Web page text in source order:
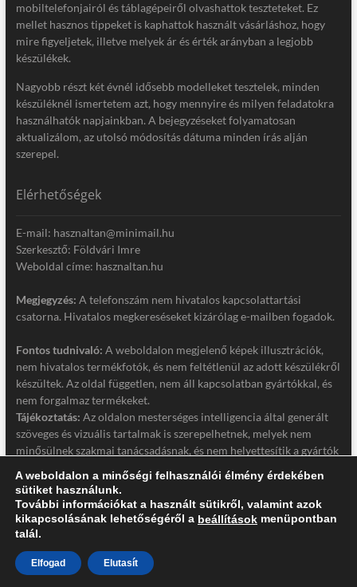
mobiltelefonjairól és táblagépeiről olvashattok teszteteket. Ez
mellet hasznos tippeket is kaphattok használt vásárláshoz, hogy
mire figyeljetek, illetve melyek ár és érték arányban a legjobb
készülékek.
Nagyobb részt két évnél idősebb modelleket tesztelek, minden
készüléknél ismertetem azt, hogy mennyire és milyen feladatokra
használhatók napjainkban. A bejegyzéseket folyamatosan
aktualizálom, az utolsó módosítás dátuma minden írás alján
szerepel.
Elérhetőségek
E-mail: hasznaltan@minimail.hu
Szerkesztő: Földvári Imre
Weboldal címe: hasznaltan.hu
Megjegyzés: A telefonszám nem hivatalos kapcsolattartási
csatorna. Hivatalos megkereséseket kizárólag e-mailben fogadok.
Fontos tudnivaló: A weboldalon megjelenő képek illusztrációk,
nem hivatalos termékfotók, és nem feltétlenül az adott készülékről
készültek. Az oldal független, nem áll kapcsolatban gyártókkal, és
nem forgalmaz termékeket.
Tájékoztatás: Az oldalon mesterséges intelligencia által generált
szöveges és vizuális tartalmak is szerepelhetnek, melyek nem
minősülnek szakmai tanácsadásnak, és nem helyettesítik a gyártók
hivatalos dokumentációját. Részletek a jogi nyilatkozatban.
Jogi nyilatkozat
Adatkezelési tájékoztató
A weboldalon a minőségi felhasználói élmény érdekében
sütiket használunk.
További információkat a használt sütikről, valamint azok
kikapcsolásának lehetőségéről a beállítások menüpontban
talál.
Elfogad Elutasít